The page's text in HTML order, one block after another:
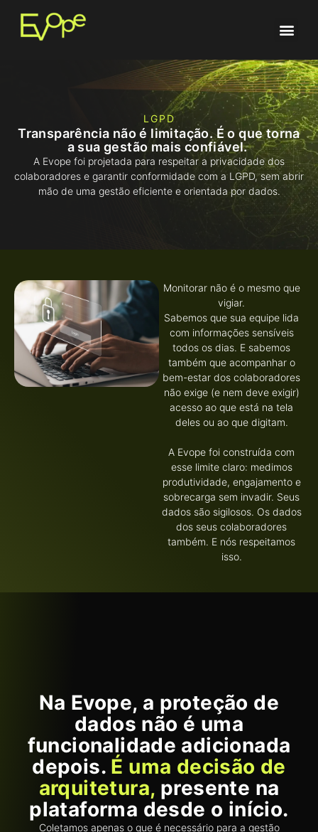
LGPD
Transparência não é limitação. É o que torna
a sua gestão mais confiável.
A Evope foi projetada para respeitar a privacidade dos
colaboradores e garantir conformidade com a LGPD, sem abrir
mão de uma gestão eficiente e orientada por dados.
Monitorar não é o mesmo que
vigiar.
Sabemos que sua equipe lida
com informações sensíveis
todos os dias. E sabemos
também que acompanhar o
bem-estar dos colaboradores
não exige (e nem deve exigir)
acesso ao que está na tela
deles ou ao que digitam.
A Evope foi construída com
esse limite claro: medimos
produtividade, engajamento e
sobrecarga sem invadir. Seus
dados são sigilosos. Os dados
dos seus colaboradores
também. E nós respeitamos
isso.
Na Evope, a proteção de
dados não é uma
funcionalidade adicionada
depois. É uma decisão de
arquitetura, presente na
plataforma desde o início.
Coletamos apenas o que é necessário para a gestão